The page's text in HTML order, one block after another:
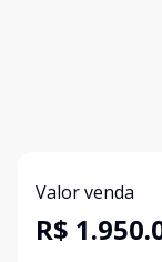
Valor venda
R$